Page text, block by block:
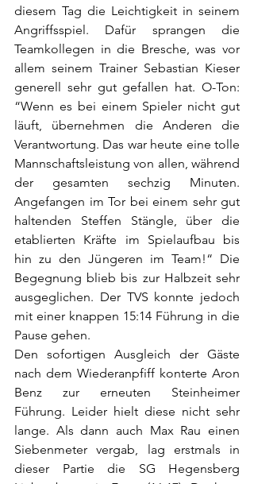
diesem Tag die Leichtigkeit in seinem
Angriffsspiel. Dafür sprangen die
Teamkollegen in die Bresche, was vor
allem seinem Trainer Sebastian Kieser
generell sehr gut gefallen hat. O-Ton:
“Wenn es bei einem Spieler nicht gut
läuft, übernehmen die Anderen die
Verantwortung. Das war heute eine tolle
Mannschaftsleistung von allen, während
der gesamten sechzig Minuten.
Angefangen im Tor bei einem sehr gut
haltenden Steffen Stängle, über die
etablierten Kräfte im Spielaufbau bis
hin zu den Jüngeren im Team!“ Die
Begegnung blieb bis zur Halbzeit sehr
ausgeglichen. Der TVS konnte jedoch
mit einer knappen 15:14 Führung in die
Pause gehen.
Den sofortigen Ausgleich der Gäste
nach dem Wiederanpfiff konterte Aron
Benz zur erneuten Steinheimer
Führung. Leider hielt diese nicht sehr
lange. Als dann auch Max Rau einen
Siebenmeter vergab, lag erstmals in
dieser Partie die SG Hegensberg